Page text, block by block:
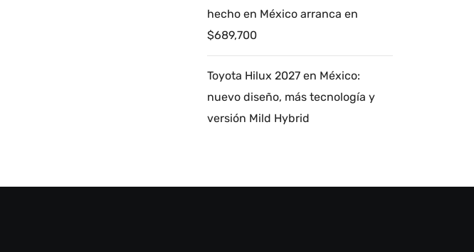
hecho en México arranca en
$689,700
Toyota Hilux 2027 en México:
nuevo diseño, más tecnología y
versión Mild Hybrid